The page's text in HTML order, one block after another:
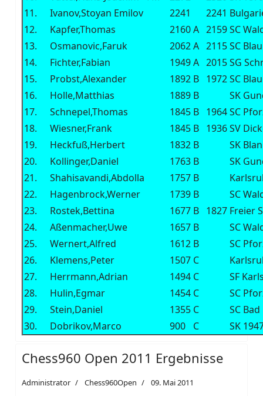
11.
Ivanov,Stoyan Emilov 2241 2241
12.
Kapfer,Thomas 2160A 2159SC
13.
Osmanovic,Faruk 2062A 2115SC
14.
Fichter,Fabian 1949A 2015SG
15.
Probst,Alexander 1892 B 1972SC
16.
Holle,Matthias 1889 B
SK
17.
Schnepel,Thomas 1845 B 1964SC
18.
Wiesner,Frank 1845 B 1936SV
19.
Heckfuß,Herbert 1832 B
SK
20.
Kollinger,Daniel 1763 B
SK
21.
Shahisavandi,Abdolla 1757 B
22.
Hagenbrock,Werner 1739 B
SC
23.
Rostek,Bettina 1677 B 1827 Freier
24.
Aßenmacher,Uwe 1657 B
SC
25.
Wernert,Alfred 1612 B
SC
26.
Klemens,Peter 1507 C
27.
Herrmann,Adrian 1494 C
SF
28.
Hulin,Egmar 1454 C
SC
29.
Stein,Daniel 1355 C
SC
30.
Dobrikov,Marco 900 C SK
Chess960 Open 2011 Ergebnisse
Administrator Chess960Open 09. Mai 2011